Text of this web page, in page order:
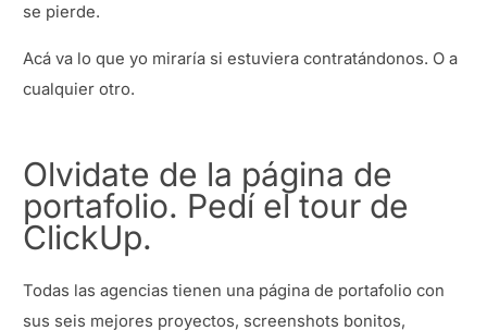
se pierde.
Acá va lo que yo miraría si estuviera contratándonos. O a
cualquier otro.
Olvidate de la página de
portafolio. Pedí el tour de
ClickUp.
Todas las agencias tienen una página de portafolio con
sus seis mejores proyectos, screenshots bonitos,